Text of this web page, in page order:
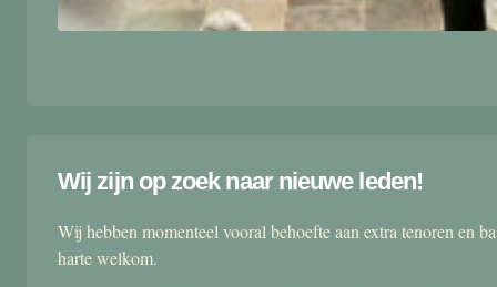
Wij zijn op zoek naar nieuwe leden!
Wij hebben momenteel vooral behoefte aan extra tenoren en
harte welkom.